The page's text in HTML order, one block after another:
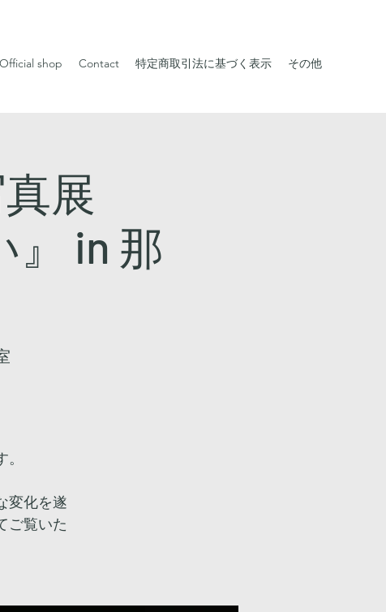
Official shop Contact 特定商取引法に基づく表示 その他
展
』 in 那
変化を遂
ご覧いた